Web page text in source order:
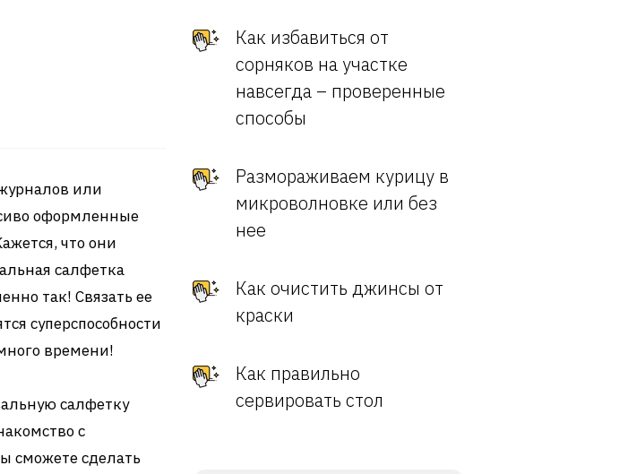
или
оформленные
что они
салфетка
так! Связать ее
суперспособности
времени!
салфетку
с
сможете сделать
Как избавиться от
сорняков на участке
навсегда – проверенные
способы
Размораживаем курицу в
микроволновке или без
нее
Как очистить джинсы от
краски
Как правильно
сервировать стол